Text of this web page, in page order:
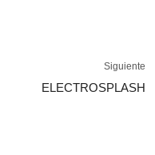
Siguiente
ELECTROSPLASH